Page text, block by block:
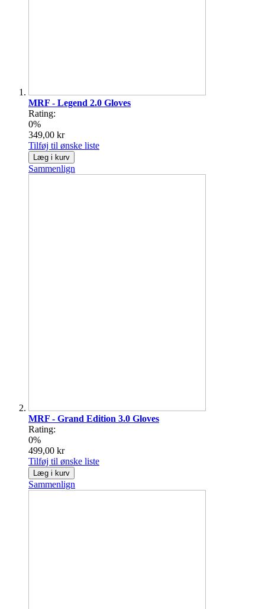
MRF - Legend 2.0 Gloves
Rating:
0%
349,00 kr
Tilføj til ønske liste
Læg i kurv
Sammenlign
MRF - Grand Edition 3.0 Gloves
Rating:
0%
499,00 kr
Tilføj til ønske liste
Læg i kurv
Sammenlign